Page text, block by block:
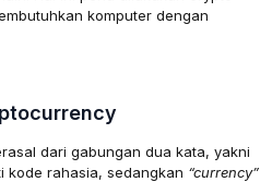
komputer dengan
dari gabungan dua kata, yakni
kode rahasia, sedangkan “currency”